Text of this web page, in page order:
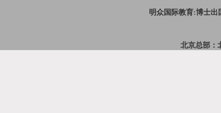
明众国际教育:博士出
北京总部：